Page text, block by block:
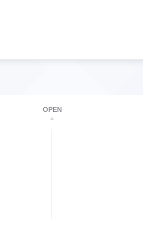
OPEN